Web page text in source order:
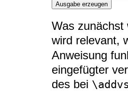
Ausgabe erzeugen
Was zunächst
wird relevant,
Anweisung
eingefügter
des bei